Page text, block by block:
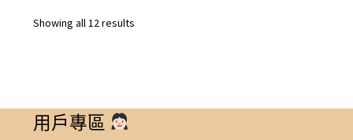
Showing all 12 resultsSorted
用戶專區